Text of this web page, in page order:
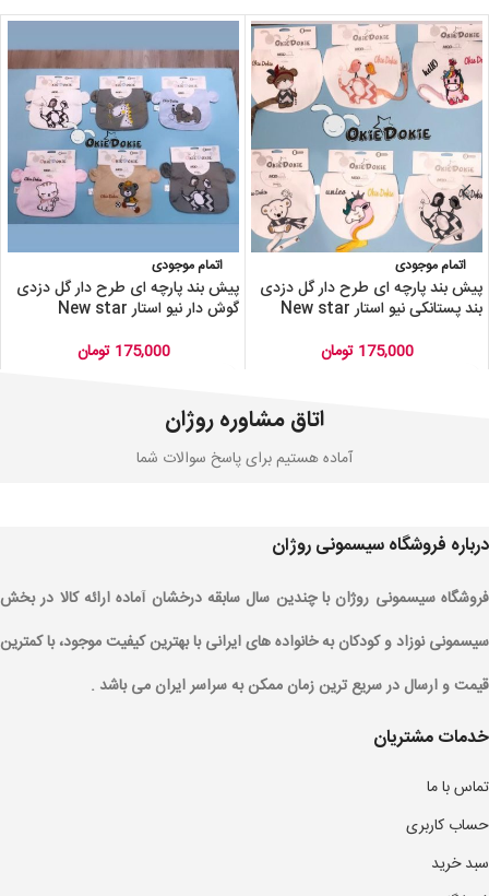
اتمام موجودی
پیش بند پارچه ای طرح دار گل دزدی
بند پستانکی نیو استار New star
175,000 تومان
اتمام موجودی
پیش بند پارچه ای طرح دار گل دزدی
گوش دار نیو استار New star
175,000 تومان
اتاق مشاوره روژان
آماده هستیم برای پاسخ سوالات شما
درباره فروشگاه سیسمونی روژان
فروشگاه سیسمونی روژان با چندین سال سابقه درخشان آماده ارائه کالا در بخش
سیسمونی نوزاد و کودکان به خانواده های ایرانی با بهترین کیفیت موجود، با کمترین
قیمت و ارسال در سریع ترین زمان ممکن به سراسر ایران می باشد .
خدمات مشتریان
تماس با ما
حساب کاربری
سبد خرید